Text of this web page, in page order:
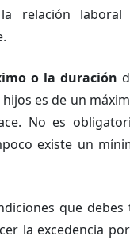
relación
o la duración
es de un
No es
existe un
que
la excedencia